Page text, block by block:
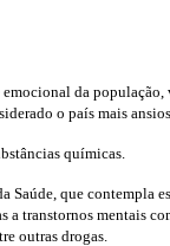
da
o país mais
químicas.
que contempla
a transtornos
outras drogas.